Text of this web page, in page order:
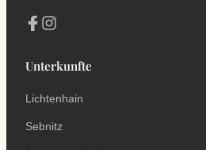
Unterkunfte
Lichtenhain
Sebnitz